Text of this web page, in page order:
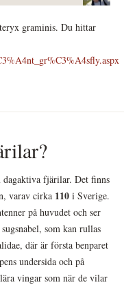
graminis. Du hittar
dagaktiva fjärilar. Det finns
varav cirka 110 i Sverige.
på huvudet och ser
som kan rullas
där är första benparet
undersida och på
vingar som när de vilar